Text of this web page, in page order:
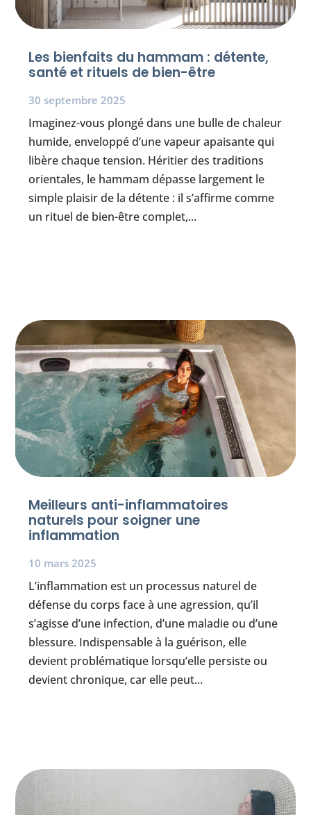
Les bienfaits du hammam : détente,
santé et rituels de bien-être
30 septembre 2025
Imaginez-vous plongé dans une bulle de chaleur
humide, enveloppé d’une vapeur apaisante qui
libère chaque tension. Héritier des traditions
orientales, le hammam dépasse largement le
simple plaisir de la détente : il s’affirme comme
un rituel de bien-être complet,...
Meilleurs anti-inflammatoires
naturels pour soigner une
inflammation
10 mars 2025
L’inflammation est un processus naturel de
défense du corps face à une agression, qu’il
s’agisse d’une infection, d’une maladie ou d’une
blessure. Indispensable à la guérison, elle
devient problématique lorsqu’elle persiste ou
devient chronique, car elle peut...